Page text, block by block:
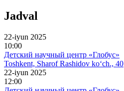
Jadval
22-iyun 2025
10:00
Детский научный центр «Глобус»
Toshkent, Sharof Rashidov ko‘ch., 40
22-iyun 2025
12:00